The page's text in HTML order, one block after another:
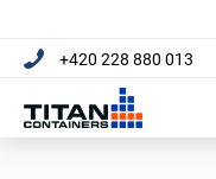
+420 228 880 013